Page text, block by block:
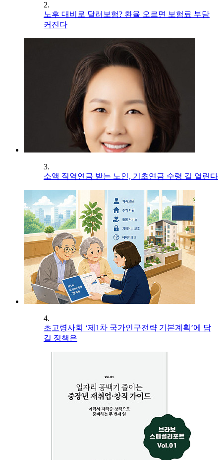
2.
노후 대비로 달러보험? 환율 오르면 보험료 부담
커진다
3.
소액 직역연금 받는 노인, 기초연금 수령 길 열린다
4.
초고령사회 ‘제1차 국가인구전략 기본계획’에 담
길 정책은